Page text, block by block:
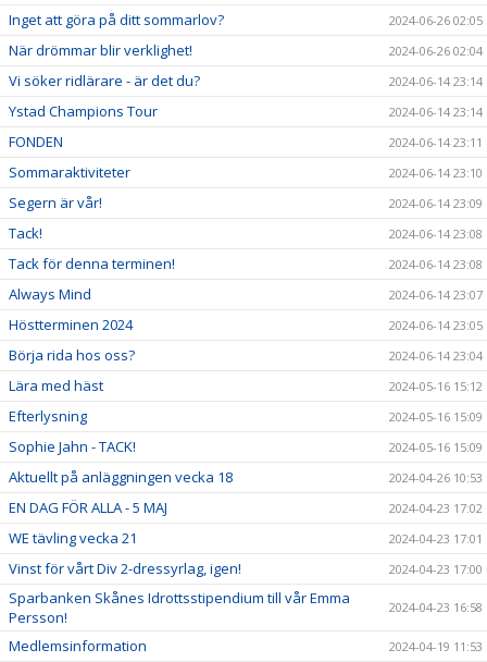
Inget att göra på ditt sommarlov? 2024-06-26 02:05
När drömmar blir verklighet! 2024-06-26 02:04
Vi söker ridlärare - är det du? 2024-06-14 23:14
Ystad Champions Tour 2024-06-14 23:14
FONDEN 2024-06-14 23:11
Sommaraktiviteter 2024-06-14 23:10
Segern är vår! 2024-06-14 23:09
Tack! 2024-06-14 23:08
Tack för denna terminen! 2024-06-14 23:08
Always Mind 2024-06-14 23:07
Höstterminen 2024 2024-06-14 23:05
Börja rida hos oss? 2024-06-14 23:04
Lära med häst 2024-05-16 15:12
Efterlysning 2024-05-16 15:09
Sophie Jahn - TACK! 2024-05-16 15:09
Aktuellt på anläggningen vecka 18 2024-04-26 10:53
EN DAG FÖR ALLA - 5 MAJ 2024-04-23 17:02
WE tävling vecka 21 2024-04-23 17:01
Vinst för vårt Div 2-dressyrlag, igen! 2024-04-23 17:00
Sparbanken Skånes Idrottsstipendium till vår Emma
Persson!
2024-04-23 16:58
Medlemsinformation 2024-04-19 11:53